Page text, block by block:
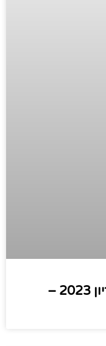
טופס הרשמה לקונסרבטוריון 2023 –